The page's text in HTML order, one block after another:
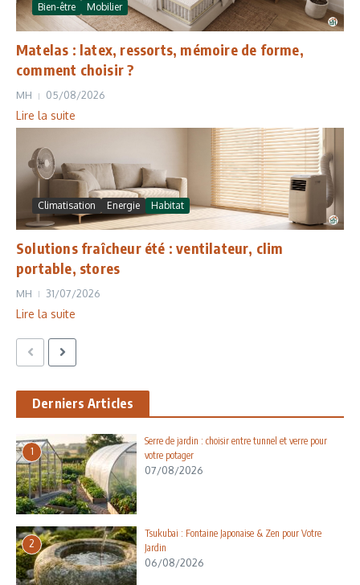
Bien-être Mobilier
Matelas : latex, ressorts, mémoire de forme,
comment choisir ?
MH 05/08/2026
Lire la suite
Climatisation Energie Habitat
Solutions fraîcheur été : ventilateur, clim
portable, stores
MH 31/07/2026
Lire la suite
Derniers Articles
1
Serre de jardin : choisir entre tunnel et verre pour
votre potager
07/08/2026
2
Tsukubai : Fontaine Japonaise & Zen pour Votre
Jardin
06/08/2026